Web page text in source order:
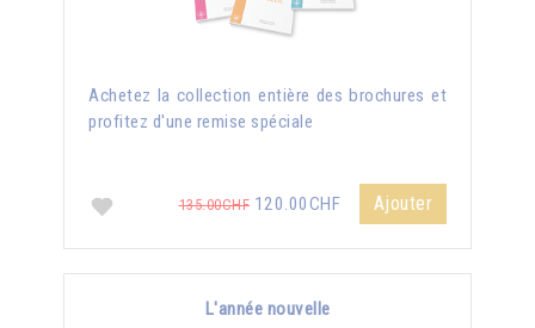
Achetez la collection entière des brochures et
profitez d'une remise spéciale
135.00CHF 120.00CHF Ajouter
L'année nouvelle